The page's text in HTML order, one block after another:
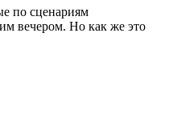
по сценариям
вечером. Но как же это